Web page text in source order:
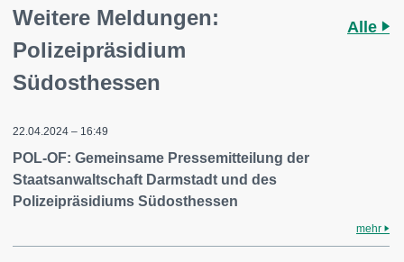
Weitere Meldungen:
Polizeipräsidium
Südosthessen
Alle
22.04.2024 – 16:49
POL-OF: Gemeinsame Pressemitteilung der
Staatsanwaltschaft Darmstadt und des
Polizeipräsidiums Südosthessen
mehr